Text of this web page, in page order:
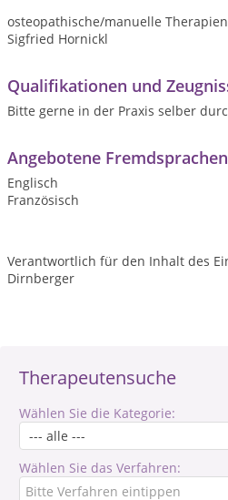
Therapeutensuche
Wählen Sie die Kategorie:
Wählen Sie das Verfahren:
osteopathische/manuelle
Sigfried Hornickl
Qualifikationen und
Bitte gerne in der Praxis selber
Angebotene
Englisch
Französisch
Verantwortlich für den Inhalt des
Dirnberger